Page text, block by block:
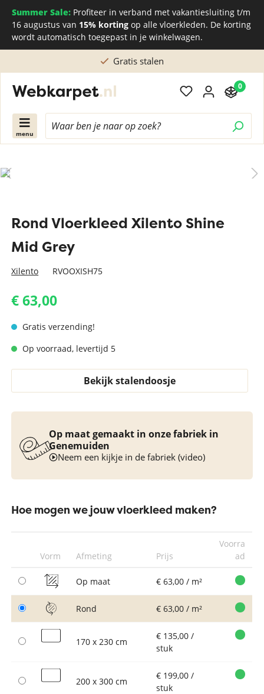
Summer Sale: Profiteer in verband met vakantiesluiting t/m
16 augustus van 15% korting op alle vloerkleden. De korting
wordt automatisch toegepast in je winkelwagen.
Gratis stalen
menu
0
Rond Vloerkleed Xilento Shine
Mid Grey
Xilento RVOOXISH75
€ 63,00
Gratis verzending!
Op voorraad, levertijd 5
Bekijk stalendoosje
Op maat gemaakt in onze fabriek in
Genemuiden
Neem een kijkje in de fabriek (video)
Hoe mogen we jouw vloerkleed maken?
Vorm Afmeting Prijs
Voorra
ad
Op maat € 63,00 / m²
Rond € 63,00 / m²
170 x 230 cm
€ 135,00 /
stuk
200 x 300 cm
€ 199,00 /
stuk